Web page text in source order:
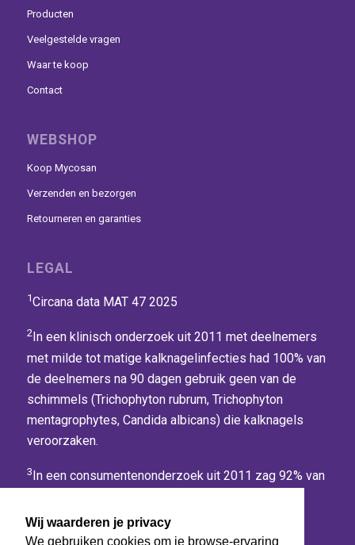
Wij waarderen je privacy
We gebruiken cookies om je browse-ervaring
Producten
Veelgestelde vragen
Waar te koop
Contact
WEBSHOP
Koop Mycosan
Verzenden en bezorgen
Retourneren en garanties
LEGAL
1Circana data MAT 47 2025
2In een klinisch onderzoek uit 2011 met deelnemers
met milde tot matige kalknagelinfecties had 100% van
de deelnemers na 90 dagen gebruik geen van de
schimmels (Trichophyton rubrum, Trichophyton
mentagrophytes, Candida albicans) die kalknagels
veroorzaken.
3 In een consumentenonderzoek uit 2011 zag 92% van
nageloppervlak na 2 weken gebruik, bij gebruik
volgens de instructies.